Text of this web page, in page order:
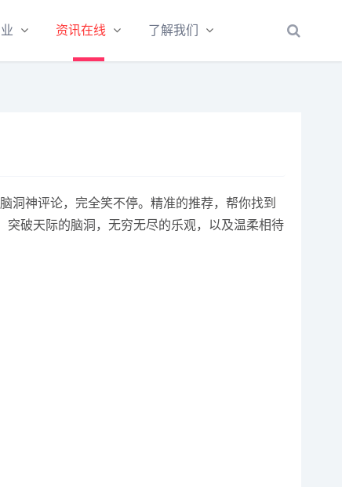
资讯在线 了解我们
洞神评论，完全笑不停。精准的推荐，帮你找到
破天际的脑洞，无穷无尽的乐观，以及温柔相待